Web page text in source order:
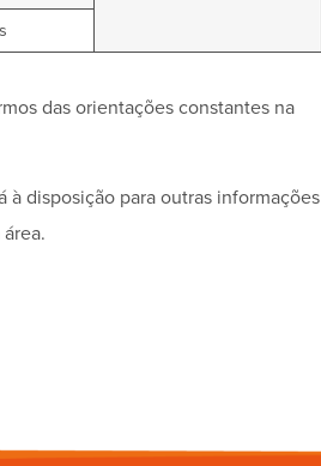
das orientações constantes na
disposição para outras informações